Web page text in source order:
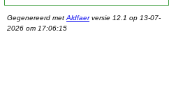
Gegenereerd met Aldfaerversie 12.1 op 13-07-
2026 om 17:06:15